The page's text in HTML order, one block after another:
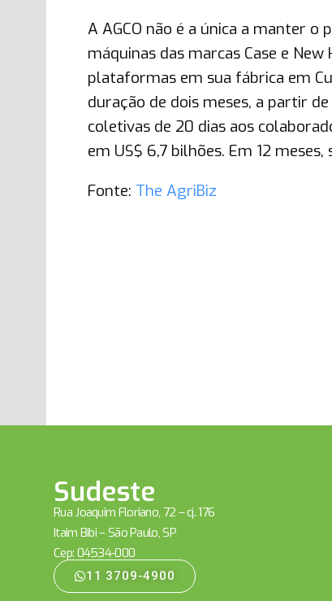
A AGCO não é a única a manter
máquinas das marcas Case e
plataformas em sua fábrica em
duração de dois meses, a partir
coletivas de 20 dias aos
em US$ 6,7 bilhões. Em 12
Fonte: The AgriBiz
Sudeste
Rua Joaquim Floriano, 72 – cj. 176
Itaim Bibi – São Paulo, SP
Cep: 04534-000
11 3709-4900